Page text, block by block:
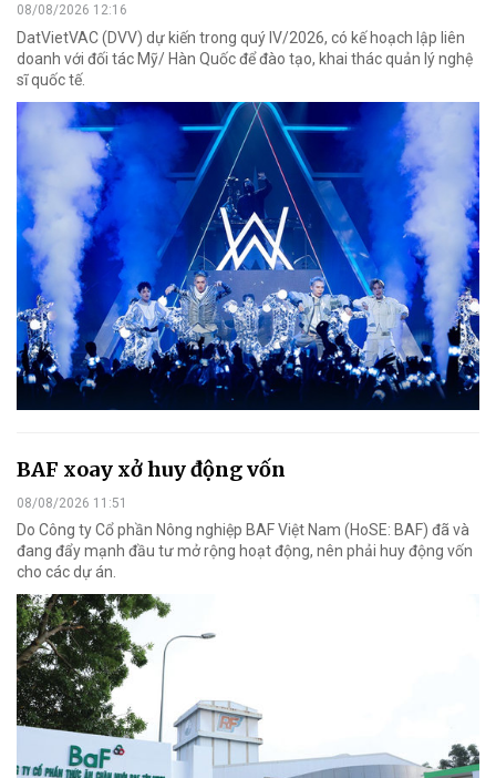
08/08/2026 12:16
DatVietVAC (DVV) dự kiến trong quý IV/2026, có kế hoạch lập liên
doanh với đối tác Mỹ/ Hàn Quốc để đào tạo, khai thác quản lý nghệ
sĩ quốc tế.
BAF xoay xở huy động vốn
08/08/2026 11:51
Do Công ty Cổ phần Nông nghiệp BAF Việt Nam (HoSE: BAF) đã và
đang đẩy mạnh đầu tư mở rộng hoạt động, nên phải huy động vốn
cho các dự án.